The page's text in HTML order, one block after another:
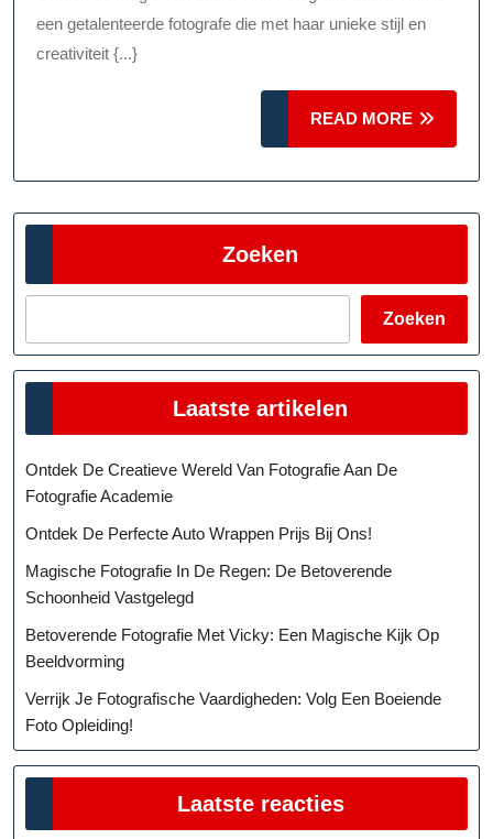
Laura
een getalenteerde fotografe die met haar unieke stijl en
creativiteit {...}
READ MORE
MORE
Zoeken
Zoeken
Laatste artikelen
Ontdek De Creatieve Wereld Van Fotografie Aan De
Fotografie Academie
Ontdek De Perfecte Auto Wrappen Prijs Bij Ons!
Magische Fotografie In De Regen: De Betoverende
Schoonheid Vastgelegd
Betoverende Fotografie Met Vicky: Een Magische Kijk Op
Beeldvorming
Verrijk Je Fotografische Vaardigheden: Volg Een Boeiende
Foto Opleiding!
Laatste reacties